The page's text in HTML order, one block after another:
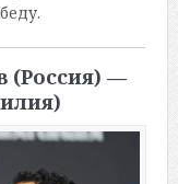
(Россия) —